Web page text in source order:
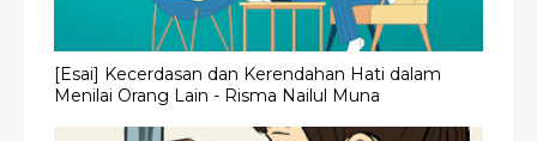
[Esai] Kecerdasan dan Kerendahan Hati dalam
Menilai Orang Lain - Risma Nailul Muna